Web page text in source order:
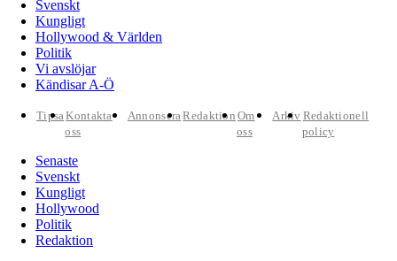
Svenskt
Kungligt
Hollywood & Världen
Politik
Vi avslöjar
Kändisar A-Ö
TipsaKontakta
oss
AnnonseraRedaktion Om
oss
Arkiv Redaktionell
policy
Senaste
Svenskt
Kungligt
Hollywood
Politik
Redaktion